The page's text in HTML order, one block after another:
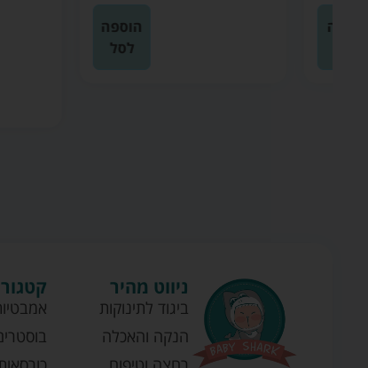
הוספה
ניווט מהיר
ביגוד לתינוקות
הנקה והאכלה